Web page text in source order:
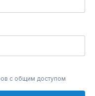
с общим доступом